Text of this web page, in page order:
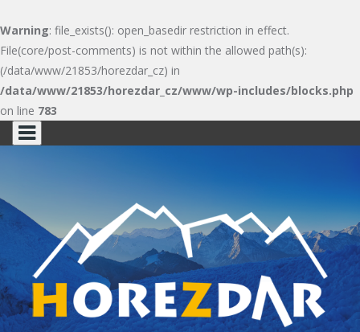
Warning: file_exists(): open_basedir restriction in effect.
File(core/post-comments) is not within the allowed path(s):
(/data/www/21853/horezdar_cz) in
/data/www/21853/horezdar_cz/www/wp-includes/blocks.php
on line 783
Skip
to